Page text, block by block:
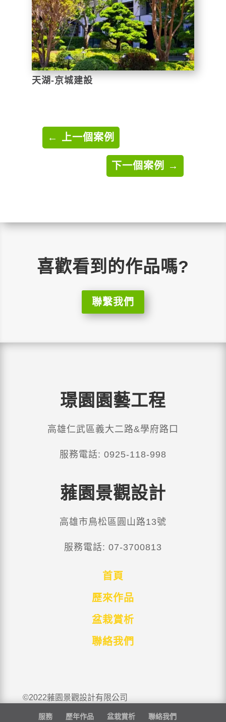
天湖-京城建設
← 上一個案例
下一個案例 →
喜歡看到的作品嗎?
聯繫我們
璟園園藝工程
高雄仁武區義大二路&學府路口
服務電話: 0925-118-998
蕥園景觀設計
高雄市鳥松區圓山路13號
服務電話: 07-3700813
首頁
歷來作品
盆栽賞析
聯絡我們
©2022蕥園景觀設計有限公司
服務 歷年作品 盆栽賞析 聯絡我們